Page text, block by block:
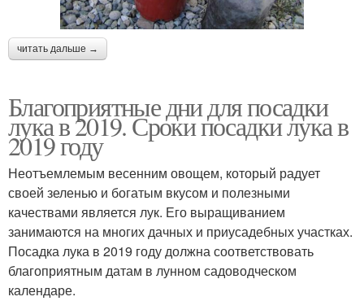
читать дальше →
Благоприятные дни для посадки
лука в 2019. Сроки посадки лука в
2019 году
Неотъемлемым весенним овощем, который радует
своей зеленью и богатым вкусом и полезными
качествами является лук. Его выращиванием
занимаются на многих дачных и приусадебных участках.
Посадка лука в 2019 году должна соответствовать
благоприятным датам в лунном садоводческом
календаре.